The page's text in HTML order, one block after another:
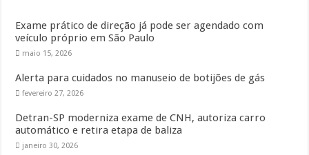
Exame prático de direção já pode ser agendado com
veículo próprio em São Paulo
maio 15, 2026
Alerta para cuidados no manuseio de botijões de gás
fevereiro 27, 2026
Detran-SP moderniza exame de CNH, autoriza carro
automático e retira etapa de baliza
janeiro 30, 2026